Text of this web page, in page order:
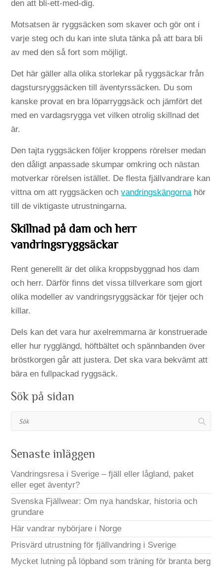
den att bli-ett-med-dig.
Motsatsen är ryggsäcken som skaver och gör ont i
varje steg och du kan inte sluta tänka på att bara bli
av med den så fort som möjligt.
Det här gäller alla olika storlekar på ryggsäckar från
dagstursryggsäcken till äventyrssäcken. Du som
kanske provat en bra löparryggsäck och jämfört det
med en vardagsrygga vet vilken otrolig skillnad det
är.
Den tajta ryggsäcken följer kroppens rörelser medan
den dåligt anpassade skumpar omkring och nästan
motverkar rörelsen istället. De flesta fjällvandrare kan
vittna om att ryggsäcken ochvandringskängornahör
till de viktigaste utrustningarna.
Skillnad på dam och herr
vandringsryggsäckar
Rent generellt är det olika kroppsbyggnad hos dam
och herr. Därför finns det vissa tillverkare som gjort
olika modeller av vandringsryggsäckar för tjejer och
killar.
Dels kan det vara hur axelremmarna är konstruerade
eller hur rygglängd, höftbältet och spännbanden över
bröstkorgen går att justera. Det ska vara bekvämt att
bära en fullpackad ryggsäck.
Sök på sidan
Sök
Senaste inläggen
Vandringsresa i Sverige – fjäll eller lågland, paket
eller eget äventyr?
Svenska Fjällwear: Om nya handskar, historia och
grundare
Här vandrar nybörjare i Norge
Prisvärd utrustning för fjällvandring i Sverige
Mycket lutning på löpband som träning för branta berg